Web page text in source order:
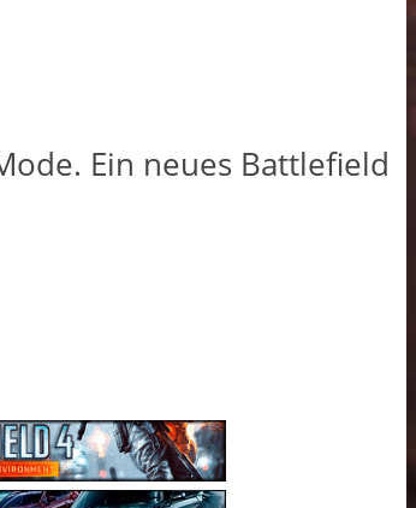
Ein neues Battlefield